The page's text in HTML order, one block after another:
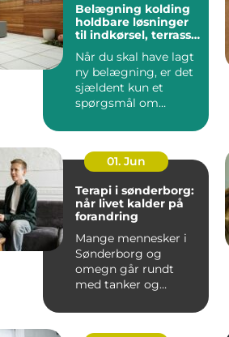
Belægning kolding
holdbare løsninger
til indkørsel, terrasse
Når du skal have lagt
ny belægning, er det
sjældent kun et
spørgsmål om
løsning ska...
01. Jun
Terapi i sønderborg:
når livet kalder på
forandring
Mange mennesker i
Sønderborg og
omegn går rundt
med tanker og
mere end godt er....